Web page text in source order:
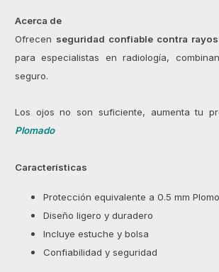
Acerca de
Ofrecen seguridad confiable contra
para especialistas en radiología,
seguro.
Los ojos no son suficiente, aumenta tu
Plomado
Características
Protección equivalente a 0.5 mm Plomo
Diseño ligero y duradero
Incluye estuche y bolsa
Confiabilidad y seguridad